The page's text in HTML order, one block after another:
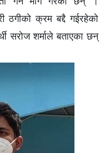
क्रम बद्दै गईरहेको
सरोज शर्माले बताएका छन्